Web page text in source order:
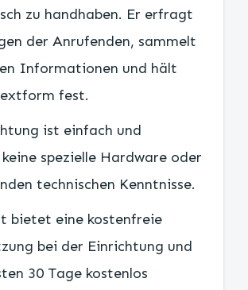
zu handhaben. Er erfragt
der Anrufenden, sammelt
Informationen und hält
fest.
ist einfach und
spezielle Hardware oder
technischen Kenntnisse.
bietet eine kostenfreie
bei der Einrichtung und
30 Tage kostenlos